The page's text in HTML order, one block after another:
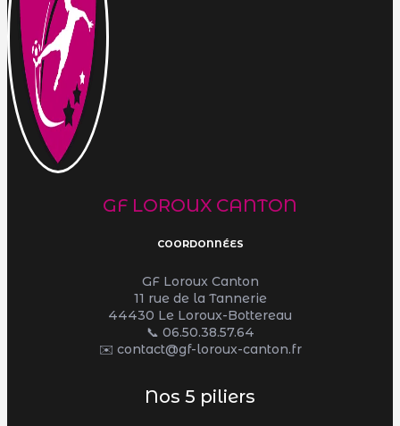
GF LOROUX CANTON
COORDONNÉES
GF Loroux Canton
11 rue de la Tannerie
44430 Le Loroux-Bottereau
📞 06.50.38.57.64
✉️ contact@gf-loroux-canton.fr
Nos 5 piliers